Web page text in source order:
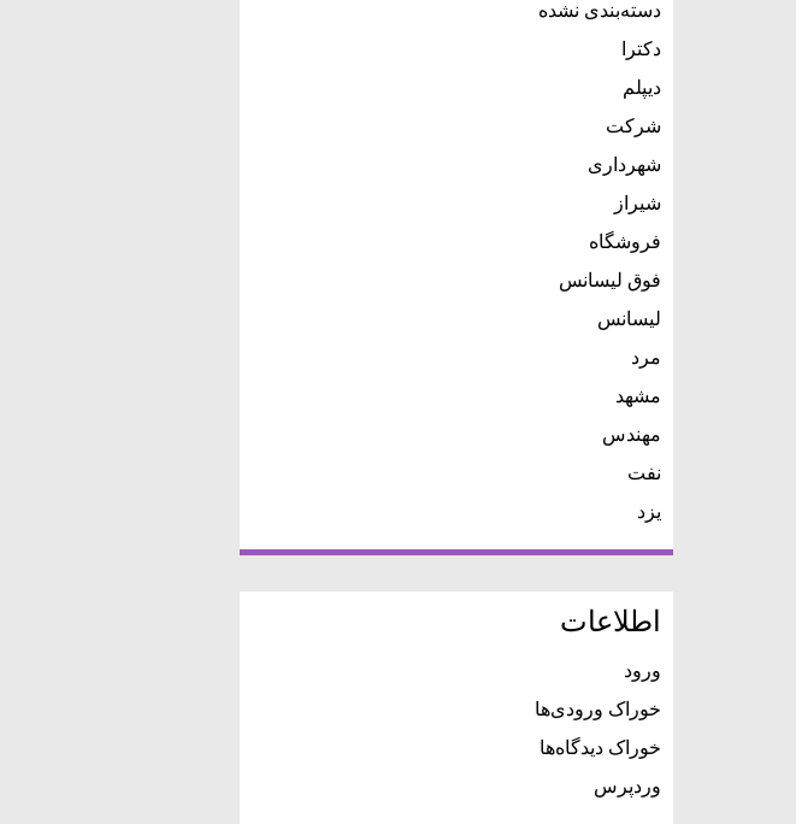
دسته‌بندی نشده
دکترا
دیپلم
شرکت
شهرداری
شیراز
فروشگاه
فوق لیسانس
لیسانس
مرد
مشهد
مهندس
نفت
یزد
اطلاعات
ورود
خوراک ورودی‌ها
خوراک دیدگاه‌ها
وردپرس